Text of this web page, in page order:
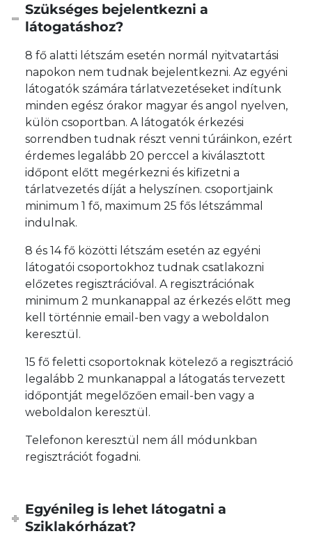
Szükséges bejelentkezni a
látogatáshoz?
8 fő alatti létszám esetén normál nyitvatartási
napokon nem tudnak bejelentkezni. Az egyéni
látogatók számára tárlatvezetéseket indítunk
minden egész órakor magyar és angol nyelven,
külön csoportban. A látogatók érkezési
sorrendben tudnak részt venni túráinkon, ezért
érdemes legalább 20 perccel a kiválasztott
időpont előtt megérkezni és kifizetni a
tárlatvezetés díját a helyszínen. csoportjaink
minimum 1 fő, maximum 25 fős létszámmal
indulnak.
8 és 14 fő közötti létszám esetén az egyéni
látogatói csoportokhoz tudnak csatlakozni
előzetes regisztrációval. A regisztrációnak
minimum 2 munkanappal az érkezés előtt meg
kell történnie email-ben vagy a weboldalon
keresztül.
15 fő feletti csoportoknak kötelező a regisztráció
legalább 2 munkanappal a látogatás tervezett
időpontját megelőzően email-ben vagy a
weboldalon keresztül.
Telefonon keresztül nem áll módunkban
regisztrációt fogadni.
Egyénileg is lehet látogatni a
Sziklakórházat?